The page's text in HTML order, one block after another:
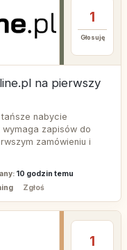
1
Głosuję
na pierwszy
nabycie
wymaga zapisów do
zamówieniu i
10 godzin temu
Zgłoś
1